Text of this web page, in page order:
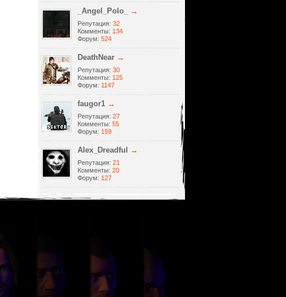
_Angel_Polo_ →
Репутация: 32
Комменты: 134
Форум: 524
DeathNear →
Репутация: 30
Комменты: 125
Форум: 1147
faugor1 →
Репутация: 27
Комменты: 55
Форум: 159
Alеx_Dreadful →
Репутация: 21
Комменты: 20
Форум: 127